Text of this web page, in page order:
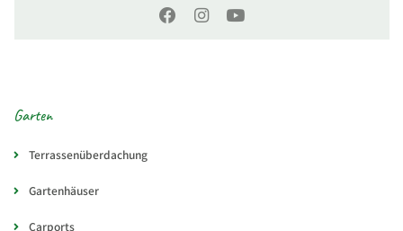
Garten
Terrassenüberdachung
Gartenhäuser
Carports